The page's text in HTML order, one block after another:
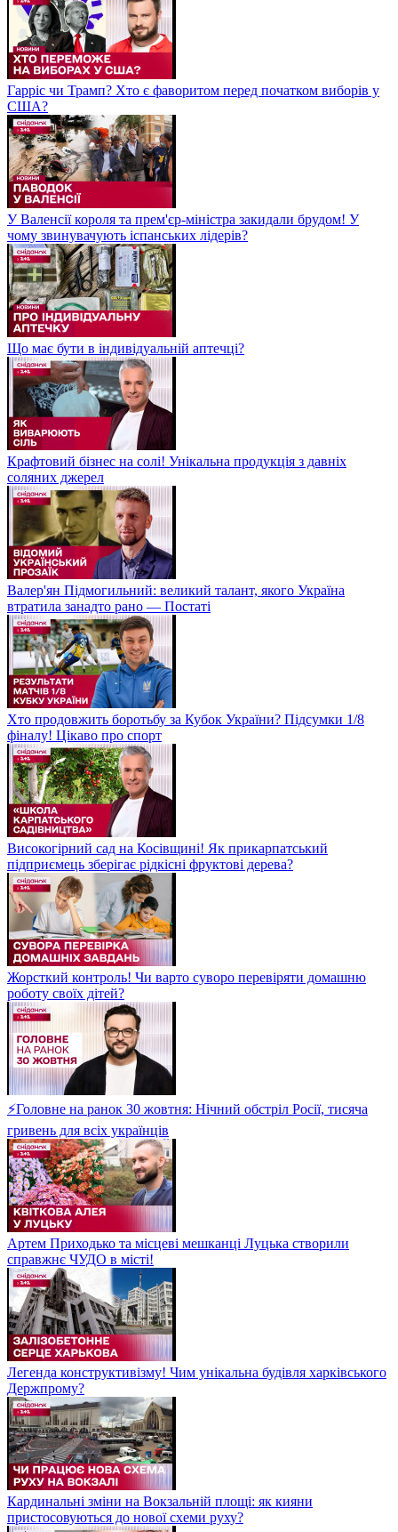
Гарріс чи Трамп? Хто є фаворитом перед початком виборів у
США?
У Валенсії короля та прем'єр-міністра закидали брудом! У
чому звинувачують іспанських лідерів?
Що має бути в індивідуальній аптечці?
Крафтовий бізнес на солі! Унікальна продукція з давніх
соляних джерел
Валер'ян Підмогильний: великий талант, якого Україна
втратила занадто рано — Постаті
Хто продовжить боротьбу за Кубок України? Підсумки 1/8
фіналу! Цікаво про спорт
Високогірний сад на Косівщині! Як прикарпатський
підприємець зберігає рідкісні фруктові дерева?
Жорсткий контроль! Чи варто суворо перевіряти домашню
роботу своїх дітей?
⚡Головне на ранок 30 жовтня: Нічний обстріл Росії, тисяча
гривень для всіх українців
Артем Приходько та місцеві мешканці Луцька створили
справжнє ЧУДО в місті!
Легенда конструктивізму! Чим унікальна будівля харківського
Держпрому?
Кардинальні зміни на Вокзальній площі: як кияни
пристосовуються до нової схеми руху?